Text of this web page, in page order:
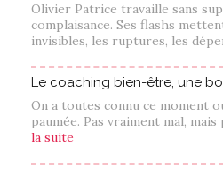
Olivier Patrice travaille sans
complaisance. Ses flashs
invisibles, les ruptures, les
Le coaching bien-être, une
On a toutes connu ce moment
paumée. Pas vraiment mal, mais
la suite